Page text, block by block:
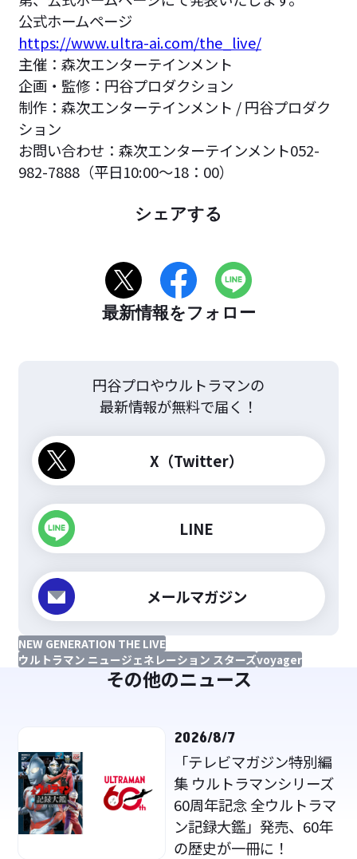
公式ホームページ
https://www.ultra-ai.com/the_live/
主催：森次エンターテインメント
企画・監修：円谷プロダクション
制作：森次エンターテインメント / 円谷プロダク
ション
お問い合わせ：森次エンターテインメント052-
982-7888（平日10:00〜18：00）
シェアする
最新情報をフォロー
円谷プロやウルトラマンの
最新情報が無料で届く！
X（Twitter）
LINE
メールマガジン
NEW GENERATION THE LIVE
ウルトラマン ニュージェネレーション スターズvoyager
その他のニュース
2026/8/7
「テレビマガジン特別編
集 ウルトラマンシリーズ
60周年記念 全ウルトラマ
ン記録大鑑」発売、60年
の歴史が一冊に！